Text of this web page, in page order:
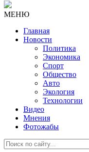
МЕНЮ
Главная
Новости
Политика
Экономика
Спорт
Общество
Авто
Экология
Технологии
Видео
Мнения
Фотожабы